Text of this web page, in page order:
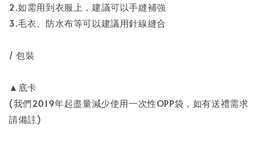
2.如需用到衣服上，建議可以手縫補強
3.毛衣、防水布等可以建議用針線縫合
/ 包裝
▲底卡
(我們2019年起盡量減少使用一次性OPP袋，如有送禮需求
請備註)